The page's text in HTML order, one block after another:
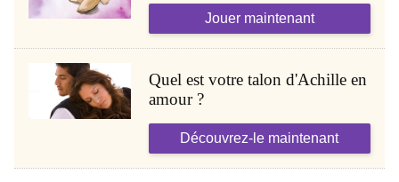
Jouer maintenant
Quel est votre talon d'Achille en
amour ?
Découvrez-le maintenant